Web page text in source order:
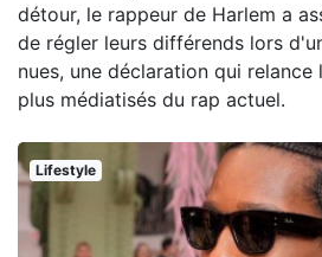
détour, le rappeur de Harlem a
de régler leurs différends lors
nues, une déclaration qui relance
plus médiatisés du rap actuel.
Lifestyle